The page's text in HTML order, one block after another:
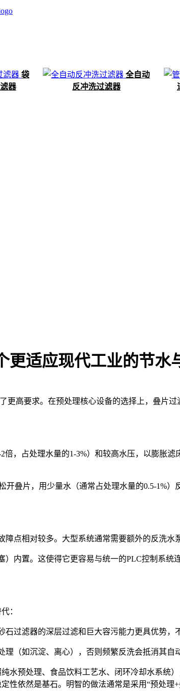
袋
器
全自动
反冲洗过滤器
适应现代工业的节水
更高要求。在预处理核心设备的选择上，叠片
，占处理水量的1-3%）和较高水压，以膨胀
叠片，用少量水（通常占处理水量的0.5-1%
点相对较多。大型系统通常需要额外的反洗水
内置。这使得它更容易与统一的PLC控制系
：
过滤器的深层过滤和巨大容污能力更具优势，
（如沉淀、离心），否则频繁反洗会抵消其自
水预处理、食品饮料工艺水、闭环冷却水系统
依然是基石。明智的做法通常是采用“预处理